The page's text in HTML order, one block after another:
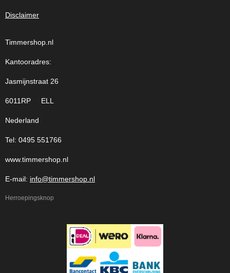
Disclaimer
Timmershop.nl
Kantooradres:
Jasmijnstraat 26
6011RP ELL
Nederland
Tel: 0495 551766
www.timmershop.nl
E-mail: info@timmershop.nl
Herroepingsknop